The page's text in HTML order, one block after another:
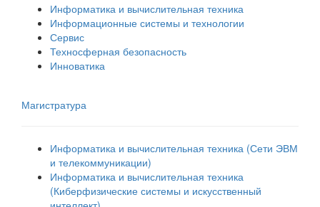
Информатика и вычислительная техника
Информационные системы и технологии
Сервис
Техносферная безопасность
Инноватика
Магистратура
Информатика и вычислительная техника (Сети ЭВМ
и телекоммуникации)
Информатика и вычислительная техника
(Киберфизические системы и искусственный